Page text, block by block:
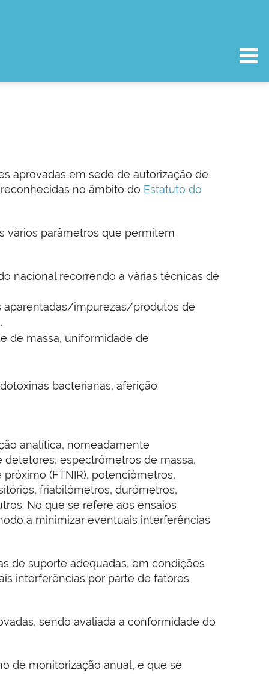
aprovadas em sede de autorização de
no âmbito do Estatuto do
vários parâmetros que permitem
nacional recorrendo a várias técnicas de
aparentadas/impurezas/produtos de
de massa, uniformidade de
bacterianas, aferição
analítica, nomeadamente
espectrómetros de massa,
(FTNIR), potenciómetros,
friabilómetros, durómetros,
No que se refere aos ensaios
a minimizar eventuais interferências
de suporte adequadas, em condições
interferências por parte de fatores
sendo avaliada a conformidade do
de monitorização anual, e que se